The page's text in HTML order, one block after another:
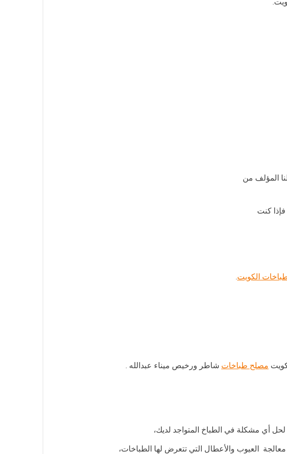
المؤلف من
كنت
الكويت.
مصلح طباخات شاطر ورخيص ميناء عبدالله .
أي مشكلة في الطباخ المتواجد لديك،
العيوب والأعطال التي تتعرض لها الطباخات،